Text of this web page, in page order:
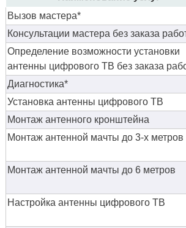
Вызов мастера*
Консультации мастера без заказа
Определение возможности установки
антенны цифрового ТВ без заказа
Диагностика*
Установка антенны цифрового ТВ
Монтаж антенного кронштейна
Монтаж антенной мачты до 3-х метров
Монтаж антенной мачты до 6 метров
Настройка антенны цифрового ТВ